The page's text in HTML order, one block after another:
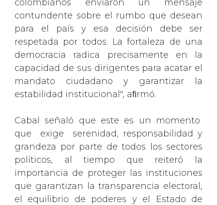
colombianos enviaron un mensaje
contundente sobre el rumbo que desean
para el país y esa decisión debe ser
respetada por todos. La fortaleza de una
democracia radica precisamente en la
capacidad de sus dirigentes para acatar el
mandato ciudadano y garantizar la
estabilidad institucional", aﬁrmó.
Cabal señaló que este es un momento
que exige serenidad, responsabilidad y
grandeza por parte de todos los sectores
políticos, al tiempo que reiteró la
importancia de proteger las instituciones
que garantizan la transparencia electoral,
el equilibrio de poderes y el Estado de